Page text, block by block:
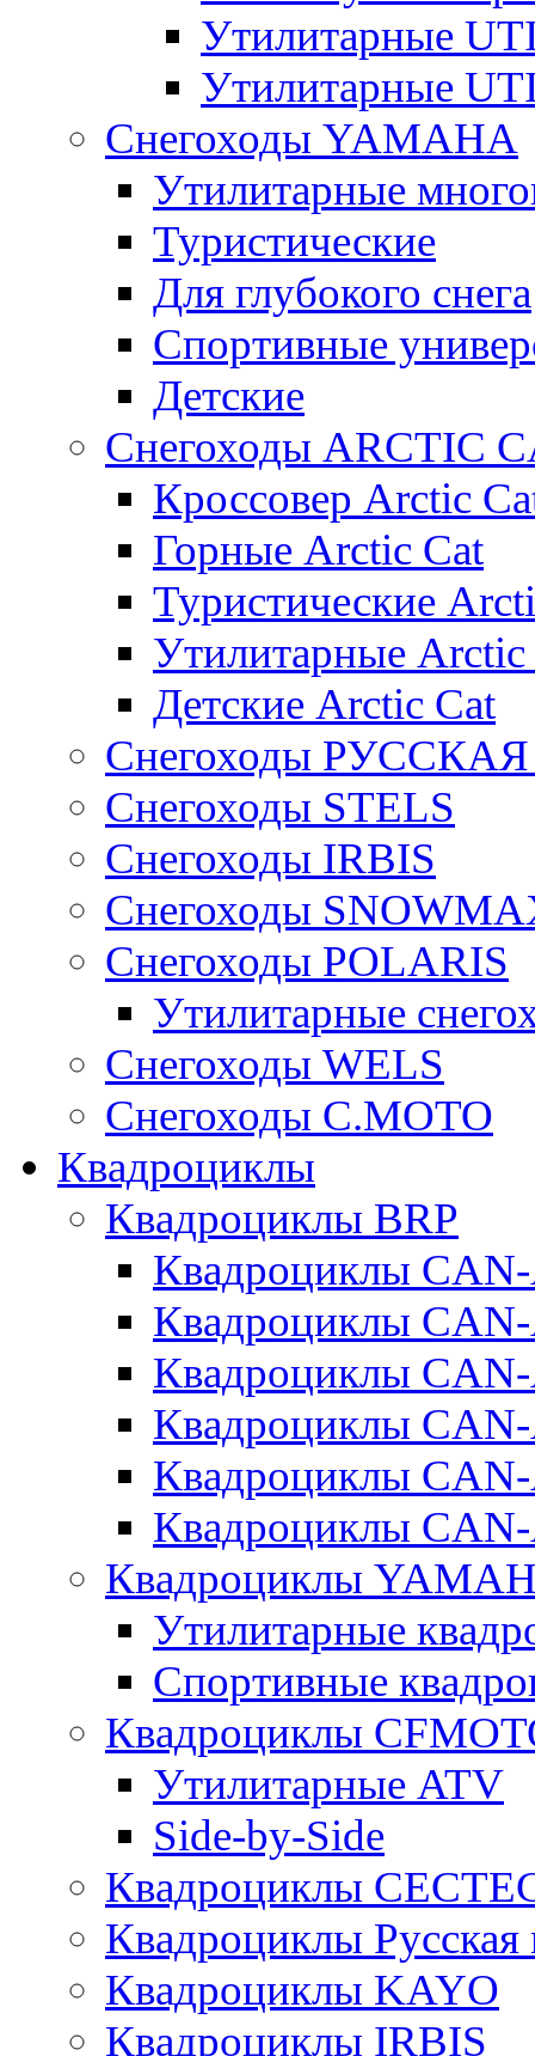
Утилитарные
Утилитарные
Снегоходы YAMAHA
Утилитарные
Туристические
Для глубокого снега
Спортивные
Детские
Снегоходы ARCTIC
Кроссовер Arctic
Горные Arctic Cat
Туристические
Утилитарные
Детские Arctic Cat
Снегоходы
Снегоходы STELS
Снегоходы IRBIS
Снегоходы
Снегоходы POLARIS
Утилитарные
Cнегоходы WELS
Снегоходы C.MOTO
Квадроциклы
Квадроциклы BRP
Квадроциклы
Квадроциклы
Квадроциклы
Квадроциклы
Квадроциклы
Квадроциклы
Квадроциклы
Утилитарные
Спортивные
Квадроциклы
Утилитарные ATV
Side-by-Side
Квадроциклы
Квадроциклы Русская
Квадроциклы KAYO
Квадроциклы IRBIS